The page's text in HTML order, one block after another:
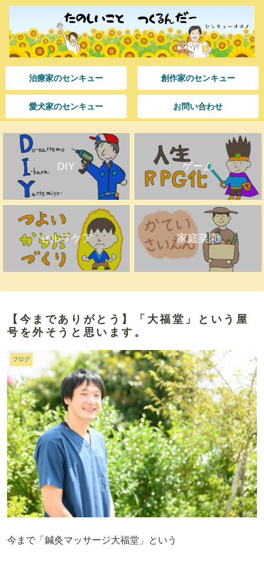
治療家のセンキュー 創作家のセンキュー
愛犬家のセンキュー お問い合わせ
DIY ゲーム
セルフケア 家庭菜園
【今までありがとう】「大福堂」という屋
号を外そうと思います。
ブログ
今まで「鍼灸マッサージ大福堂」という